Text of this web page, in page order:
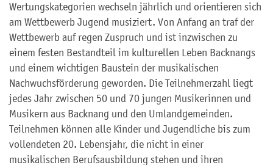
Wertungskategorien wechseln jährlich und orientieren sich
am Wettbewerb Jugend musiziert. Von Anfang an traf der
Wettbewerb auf regen Zuspruch und ist inzwischen zu
einem festen Bestandteil im kulturellen Leben Backnangs
und einem wichtigen Baustein der musikalischen
Nachwuchsförderung geworden. Die Teilnehmerzahl liegt
jedes Jahr zwischen 50 und 70 jungen Musikerinnen und
Musikern aus Backnang und den Umlandgemeinden.
Teilnehmen können alle Kinder und Jugendliche bis zum
vollendeten 20. Lebensjahr, die nicht in einer
musikalischen Berufsausbildung stehen und ihren